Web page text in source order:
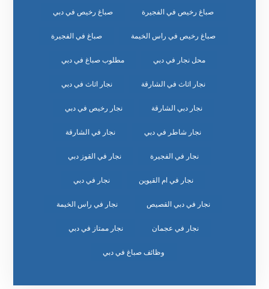
صباغ رخيص في الفجيرة صباغ رخيص في دبي
صباغ رخيص في راس الخيمة صباغ في الفجيرة
محل نجار في دبي مطلوب صباغ في دبي
نجار اثاث في الشارقة نجار اثاث في دبي
نجار دبي الشارقة نجار رخيص في دبي
نجار شاطر في دبي نجار في الشارقة
نجار في الفجيرة نجار في القوز دبي
نجار في ام القيوين نجار في دبي
نجار في دبي القصيص نجار في راس الخيمة
نجار في عجمان نجار ممتاز في دبي
وظائف صباغ في دبي